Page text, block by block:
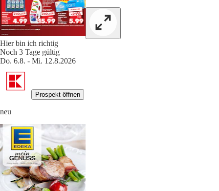
Hier bin ich richtig
Noch 3 Tage gültig
Do. 6.8. - Mi. 12.8.2026
Prospekt öffnen
neu